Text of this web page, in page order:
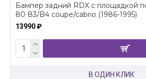
Бампер задний RDX с площадкой
80 В3/B4 coupe/cabrio (1986-1995)
13990 ₽
В ОДИН КЛИК